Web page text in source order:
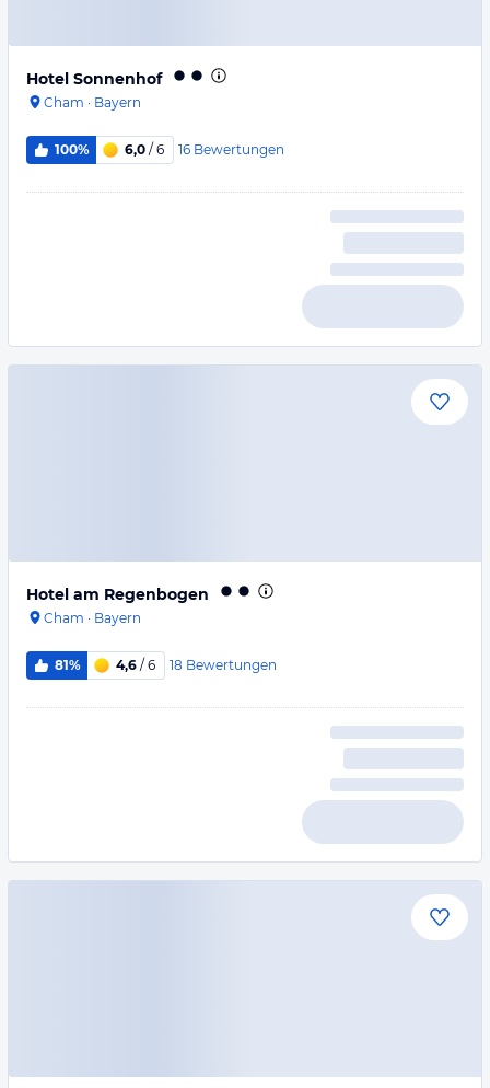
Hotel Sonnenhof
Cham · Bayern
100% 6,0 / 6 16 Bewertungen
Hotel am Regenbogen
Cham · Bayern
81% 4,6 / 6 18 Bewertungen